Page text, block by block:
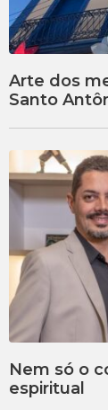
Arte dos
Santo
Nem só o
espiritual